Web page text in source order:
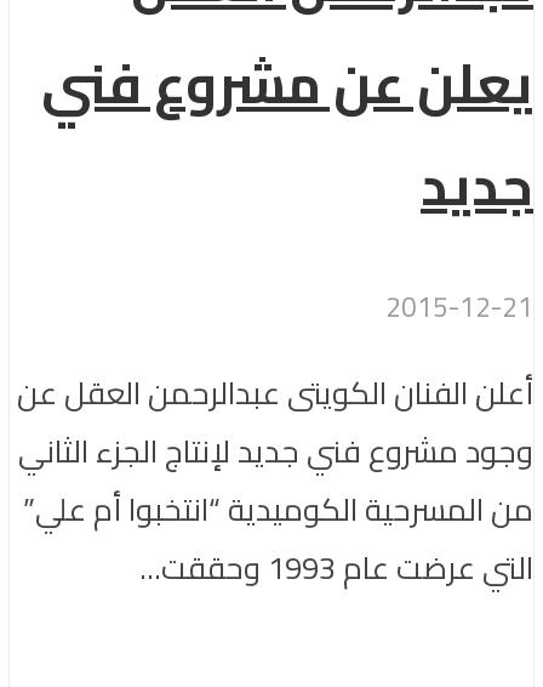
يعلن عن مشروع فني
جديد
2015-12-21
أعلن الفنان الكويتى عبدالرحمن العقل عن
وجود مشروع فني جديد لإنتاج الجزء الثاني
من المسرحية الكوميدية “انتخبوا أم علي”
التي عرضت عام 1993 وحققت...